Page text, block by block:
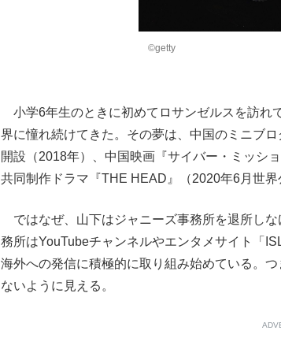
©getty
小学6年生のときに初めてロサンゼルスを訪れ
界に憧れ続けてきた。その夢は、中国のミニブ
開設（2018年）、中国映画『サイバー・ミッシ
共同制作ドラマ『THE HEAD』（2020年6月世
ではなぜ、山下はジャニーズ事務所を退所し
務所はYouTubeチャンネルやエンタメサイト「
海外への発信に積極的に取り組み始めている。
ないように見える。